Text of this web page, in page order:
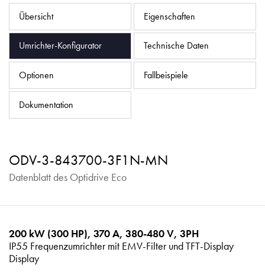
Übersicht Eigenschaften
Umrichter-Konfigurator Technische Daten
Optionen Fallbeispiele
Dokumentation
ODV-3-843700-3F1N-MN
Datenblatt des Optidrive Eco
200 kW (300 HP), 370 A, 380-480 V, 3PH
IP55 Frequenzumrichter mit EMV-Filter und TFT-Display
Display
Datenschutzrichtlinie
Sitemap